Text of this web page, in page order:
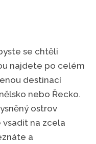
se chtěli
najdete po celém
destinací
nebo Řecko.
ostrov
na zcela
a